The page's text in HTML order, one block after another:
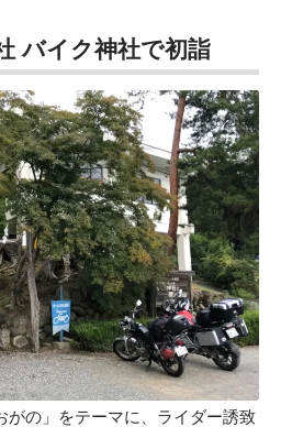
バイク神社で初詣
がの」をテーマに、ライダー誘致